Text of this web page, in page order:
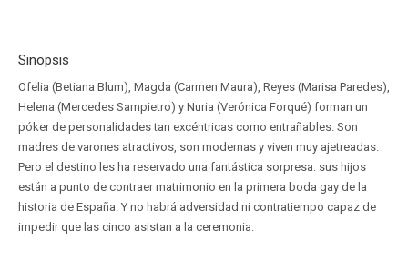
Sinopsis
Ofelia (Betiana Blum), Magda (Carmen Maura), Reyes (Marisa Paredes),
Helena (Mercedes Sampietro) y Nuria (Verónica Forqué) forman un
póker de personalidades tan excéntricas como entrañables. Son
madres de varones atractivos, son modernas y viven muy ajetreadas.
Pero el destino les ha reservado una fantástica sorpresa: sus hijos
están a punto de contraer matrimonio en la primera boda gay de la
historia de España. Y no habrá adversidad ni contratiempo capaz de
impedir que las cinco asistan a la ceremonia.